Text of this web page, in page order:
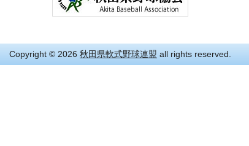
Copyright © 2026 秋田県軟式野球連盟 all rights reserved.